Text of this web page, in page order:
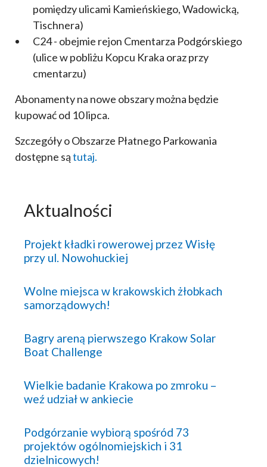
pomiędzy ulicami Kamieńskiego, Wadowicką,
Tischnera)
C24 - obejmie rejon Cmentarza Podgórskiego
(ulice w pobliżu Kopcu Kraka oraz przy
cmentarzu)
Abonamenty na nowe obszary można będzie
kupować od 10 lipca.
Szczegóły o Obszarze Płatnego Parkowania
dostępne sątutaj.
Aktualności
Projekt kładki rowerowej przez Wisłę
przy ul. Nowohuckiej
Wolne miejsca w krakowskich żłobkach
samorządowych!
Bagry areną pierwszego Krakow Solar
Boat Challenge
Wielkie badanie Krakowa po zmroku –
weź udział w ankiecie
Podgórzanie wybiorą spośród 73
projektów ogólnomiejskich i 31
dzielnicowych!